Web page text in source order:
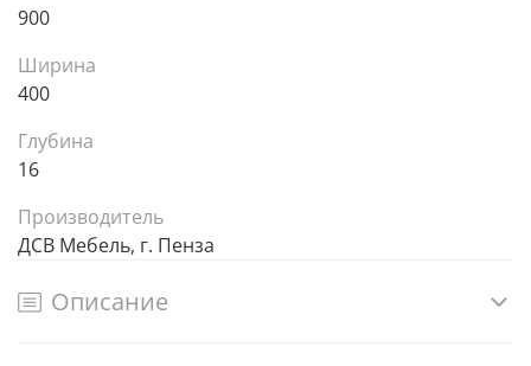
900
Ширина
400
Глубина
16
Производитель
ДСВ Мебель, г. Пенза
Описание